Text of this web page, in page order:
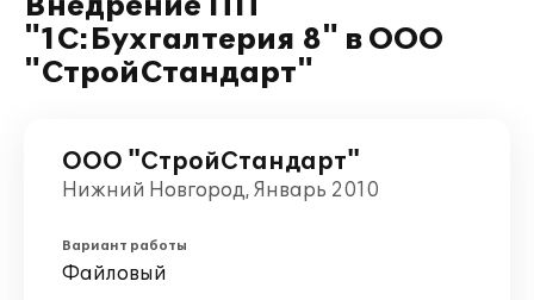
"1С:Бухгалтерия 8" в ООО
"СтройСтандарт"
ООО "СтройСтандарт"
Нижний Новгород, Январь 2010
Вариант работы
Файловый